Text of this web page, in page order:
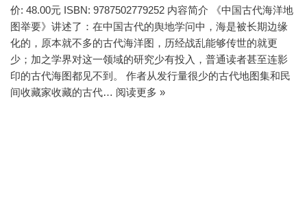
价: 48.00元 ISBN: 9787502779252 内容简介 《中国古代海洋地
图举要》讲述了：在中国古代的舆地学问中，海是被长期边缘
化的，原本就不多的古代海洋图，历经战乱能够传世的就更
少；加之学界对这一领域的研究少有投入，普通读者甚至连影
印的古代海图都见不到。 作者从发行量很少的古代地图集和民
间收藏家收藏的古代… 阅读更多 »